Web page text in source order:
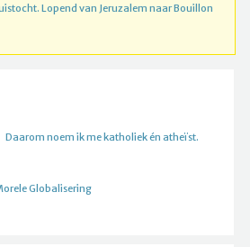
Lopend van Jeruzalem naar Bouillon
Daarom noem ik me katholiek én atheïst.
Globalisering